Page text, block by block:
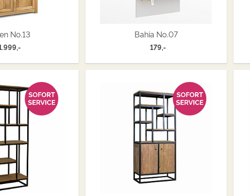
No.13 Bahia No.07
179,-